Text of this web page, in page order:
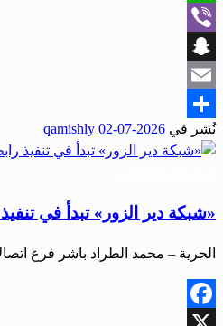
WhatsApp
Viber
Snapchat
Email
Share
نُشر في 2026-07-02
qamishly
«شبكة دير الزور» تبدأ في
الحرية – محمد الطراد باشر فرع
Facebook